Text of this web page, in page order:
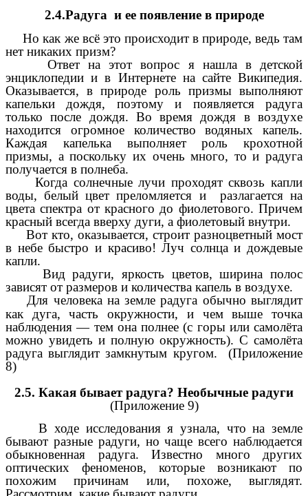
2.4.Радуга и ее появление в природе
Но как же всё это происходит в природе, ведь там
нет никаких призм?
Ответ на этот вопрос я нашла в детской
энциклопедии и в Интернете на сайте Википедия.
Оказывается, в природе роль призмы выполняют
капельки дождя, поэтому и появляется радуга
только после дождя. Во время дождя в воздухе
находится огромное количество водяных капель.
Каждая капелька выполняет роль крохотной
призмы, а поскольку их очень много, то и радуга
получается в полнеба.
Когда солнечные лучи проходят сквозь капли
воды, белый цвет преломляется и разлагается на
цвета спектра от красного до фиолетового. Причем
красный всегда вверху дуги, а фиолетовый внутри.
Вот кто, оказывается, строит разноцветный мост
в небе быстро и красиво! Луч солнца и дождевые
капли.
Вид радуги, яркость цветов, ширина полос
зависят от размеров и количества капель в воздухе.
Для человека на земле радуга обычно выглядит
как дуга, часть окружности, и чем выше точка
наблюдения — тем она полнее (с горы или самолёта
можно увидеть и полную окружность). С самолёта
радуга выглядит замкнутым кругом. (Приложение
8)
2.5. Какая бывает радуга? Необычные радуги
(Приложение 9)
В ходе исследования я узнала, что на земле
бывают разные радуги, но чаще всего наблюдается
обыкновенная радуга. Известно много других
оптических феноменов, которые возникают по
похожим причинам или, похоже, выглядят.